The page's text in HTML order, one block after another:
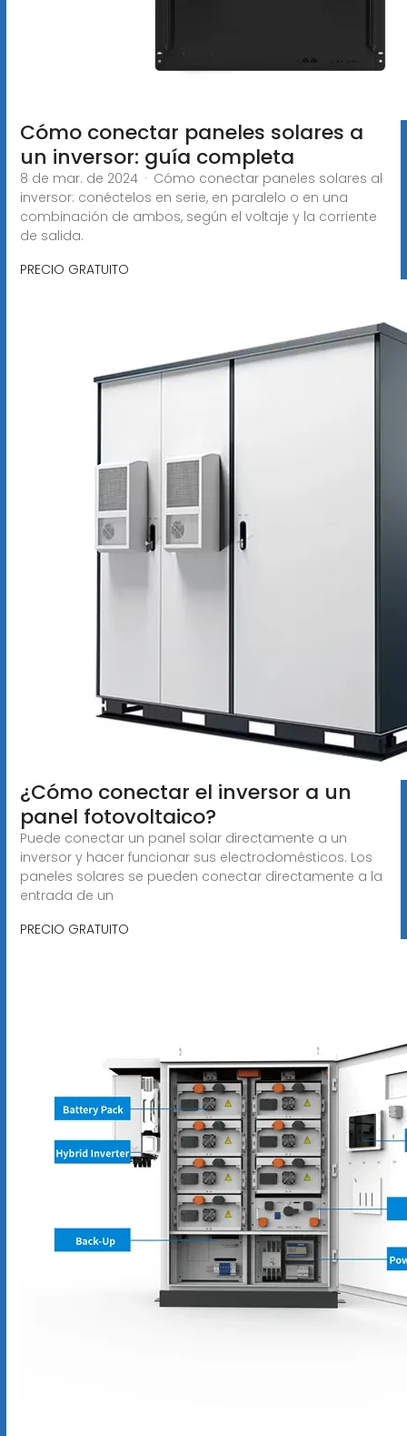
Cómo conectar paneles solares a
un inversor: guía completa
8 de mar. de 2024 · Cómo conectar paneles solares al
inversor: conéctelos en serie, en paralelo o en una
combinación de ambos, según el voltaje y la corriente
de salida.
PRECIO GRATUITO
¿Cómo conectar el inversor a un
panel fotovoltaico?
Puede conectar un panel solar directamente a un
inversor y hacer funcionar sus electrodomésticos. Los
paneles solares se pueden conectar directamente a la
entrada de un
PRECIO GRATUITO